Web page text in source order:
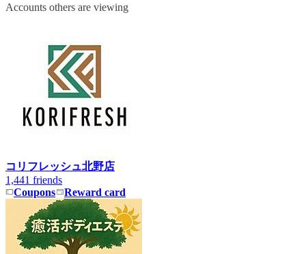
Accounts others are viewing
コリフレッシュ北野店
1,441 friends
Coupons
Reward card